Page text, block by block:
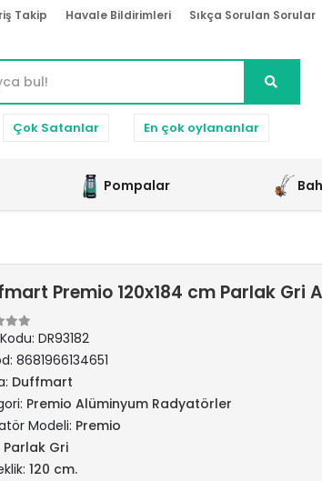
Takip Havale Bildirimleri Sıkça Sorulan Sorular
Çok Satanlar En çok oylananlar
Pompalar
Premio 120x184 cm Parlak Gri
DR93182
8681966134651
Duffmart
Premio Alüminyum Radyatörler
Modeli: Premio
Parlak Gri
120 cm.